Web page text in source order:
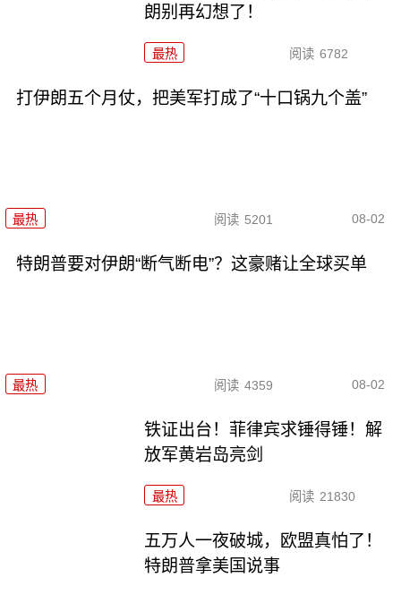
朗别再幻想了！
最热 阅读 6782
打伊朗五个月仗，把美军打成了“十口锅九个盖”
最热 阅读 5201 08-02
特朗普要对伊朗“断气断电”？这豪赌让全球买单
最热 阅读 4359 08-02
铁证出台！菲律宾求锤得锤！解
放军黄岩岛亮剑
最热 阅读 21830
五万人一夜破城，欧盟真怕了！
特朗普拿美国说事